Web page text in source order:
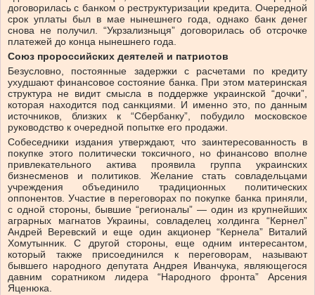
договорилась с банком о реструктуризации кредита. Очередной
срок уплаты был в мае нынешнего года, однако банк денег
снова не получил. “Укрзализныця” договорилась об отсрочке
платежей до конца нынешнего года.
Союз пророссийских деятелей и патриотов
Безусловно, постоянные задержки с расчетами по кредиту
ухудшают финансовое состояние банка. При этом материнская
структура не видит смысла в поддержке украинской “дочки”,
которая находится под санкциями. И именно это, по данным
источников, близких к “Сбербанку”, побудило московское
руководство к очередной попытке его продажи.
Собеседники издания утверждают, что заинтересованность в
покупке этого политически токсичного, но финансово вполне
привлекательного актива проявила группа украинских
бизнесменов и политиков. Желание стать совладельцами
учреждения объединило традиционных политических
оппонентов. Участие в переговорах по покупке банка приняли,
с одной стороны, бывшие “регионалы” — один из крупнейших
аграрных магнатов Украины, совладелец холдинга “Кернел”
Андрей Веревский и еще один акционер “Кернела” Виталий
Хомутынник. С другой стороны, еще одним интересантом,
который также присоединился к переговорам, называют
бывшего народного депутата Андрея Иванчука, являющегося
давним соратником лидера “Народного фронта” Арсения
Яценюка.